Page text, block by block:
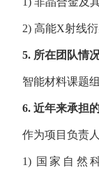
2) 高能X射线
5. 所在团队情
智能材料课题
6. 近年来承担
作为项目负责
1) 国家自然